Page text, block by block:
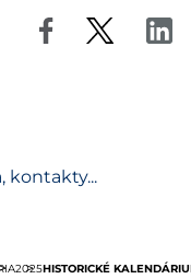
kontakty...
2025HISTORICKÉ